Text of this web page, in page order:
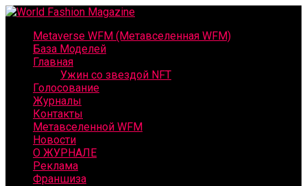
Metaverse WFM (Метавселенная WFM)
База Моделей
Главная
Ужин со звездой NFT
Голосование
Журналы
Контакты
Метавселенной WFM
Новости
О ЖУРНАЛЕ
Реклама
Франшиза